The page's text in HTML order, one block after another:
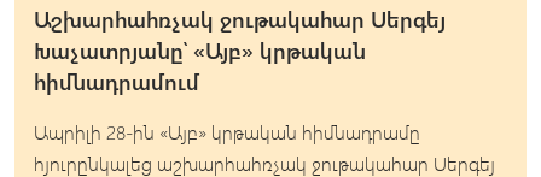
Աշխարհահռչակ ջութակահար Սերգեյ
Խաչատրյանը՝ «Այբ» կրթական
հիմնադրամում
Ապրիլի 28-ին «Այբ» կրթական հիմնադրամը
հյուրընկալեց աշխարհահռչակ ջութակահար Սերգեյ